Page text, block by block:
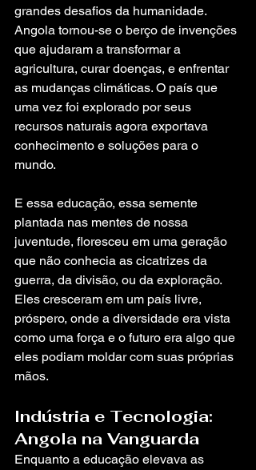
grandes desafios da humanidade.
Angola tornou-se o berço de invenções
que ajudaram a transformar a
agricultura, curar doenças, e enfrentar
as mudanças climáticas. O país que
uma vez foi explorado por seus
recursos naturais agora exportava
conhecimento e soluções para o
mundo.
E essa educação, essa semente
plantada nas mentes de nossa
juventude, floresceu em uma geração
que não conhecia as cicatrizes da
guerra, da divisão, ou da exploração.
Eles cresceram em um país livre,
próspero, onde a diversidade era vista
como uma força e o futuro era algo que
eles podiam moldar com suas próprias
mãos.
Indústria e Tecnologia:
Angola na Vanguarda
Enquanto a educação elevava as